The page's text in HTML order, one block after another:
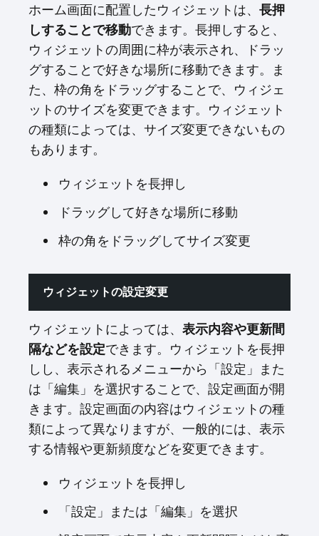
ホーム画面に配置したウィジェットは、 長押
しすることで移動できます。長押しすると、
ウィジェットの周囲に枠が表示され、ドラッ
グすることで好きな場所に移動できます。ま
た、枠の角をドラッグすることで、ウィジェ
ットのサイズを変更できます。ウィジェット
の種類によっては、サイズ変更できないもの
もあります。
ウィジェットを長押し
ドラッグして好きな場所に移動
枠の角をドラッグしてサイズ変更
ウィジェットの設定変更
ウィジェットによっては、 表示内容や更新間
隔などを設定できます。ウィジェットを長押
しし、表示されるメニューから「設定」また
は「編集」を選択することで、設定画面が開
きます。設定画面の内容はウィジェットの種
類によって異なりますが、一般的には、表示
する情報や更新頻度などを変更できます。
ウィジェットを長押し
「設定」または「編集」を選択